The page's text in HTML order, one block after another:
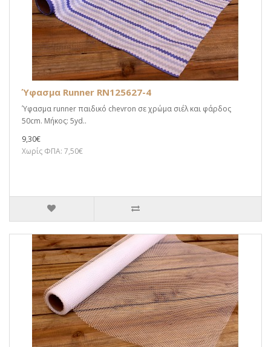
Ύφασμα Runner RN125627-4
Ύφασμα runner παιδικό chevron σε χρώμα σιέλ και φάρδος
50cm. Μήκος: 5yd..
9,30€
Χωρίς ΦΠΑ: 7,50€